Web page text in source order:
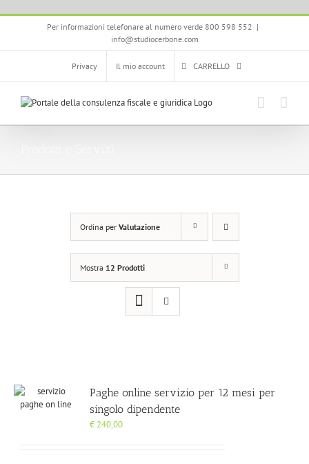
Salta
Per informazioni telefonare al numero verde 800 598 552 |
info@studiocerbone.com
Privacy Il mio account CARRELLO
Ordina per Valutazione
Mostra 12 Prodotti
Paghe online servizio per 12 mesi per
singolo dipendente
€ 240,00